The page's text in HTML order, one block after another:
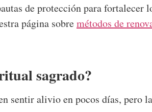
de protección para fortalecer
página sobremétodos de
sagrado?
sentir alivio en pocos días, pero